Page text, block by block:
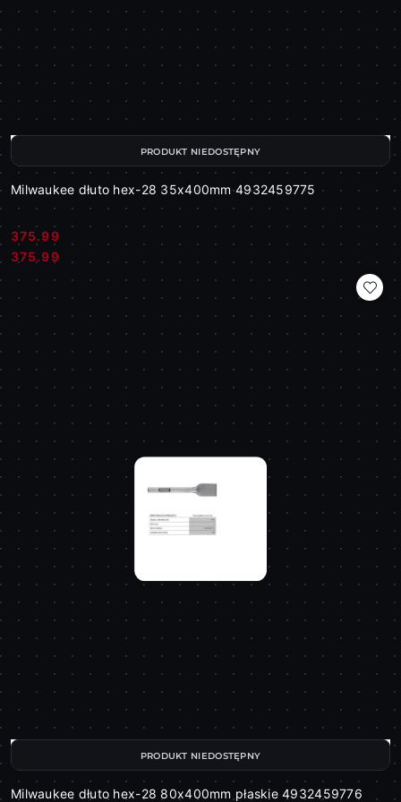
Milwaukee dłuto hex-28 35x400mm 4932459775
Cena:
375.99
Cena:
375.99
PRODUKT NIEDOSTĘPNY
Milwaukee dłuto hex-28 80x400mm płaskie 4932459776
PRODUKT NIEDOSTĘPNY